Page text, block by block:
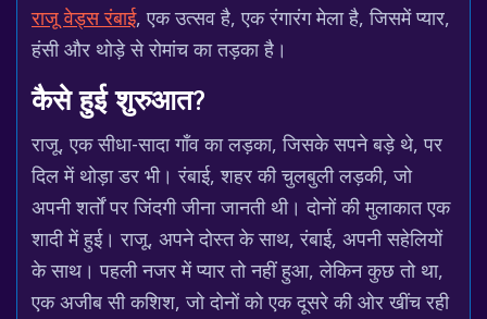
राजू वेड्स रंबाई, एक उत्सव है, एक रंगारंग मेला है, जिसमें प्यार,
हंसी और थोड़े से रोमांच का तड़का है।
कैसे हुई शुरुआत?
राजू, एक सीधा-सादा गाँव का लड़का, जिसके सपने बड़े थे, पर
दिल में थोड़ा डर भी। रंबाई, शहर की चुलबुली लड़की, जो
अपनी शर्तों पर जिंदगी जीना जानती थी। दोनों की मुलाकात एक
शादी में हुई। राजू, अपने दोस्त के साथ, रंबाई, अपनी सहेलियों
के साथ। पहली नजर में प्यार तो नहीं हुआ, लेकिन कुछ तो था,
एक अजीब सी कशिश, जो दोनों को एक दूसरे की ओर खींच रही